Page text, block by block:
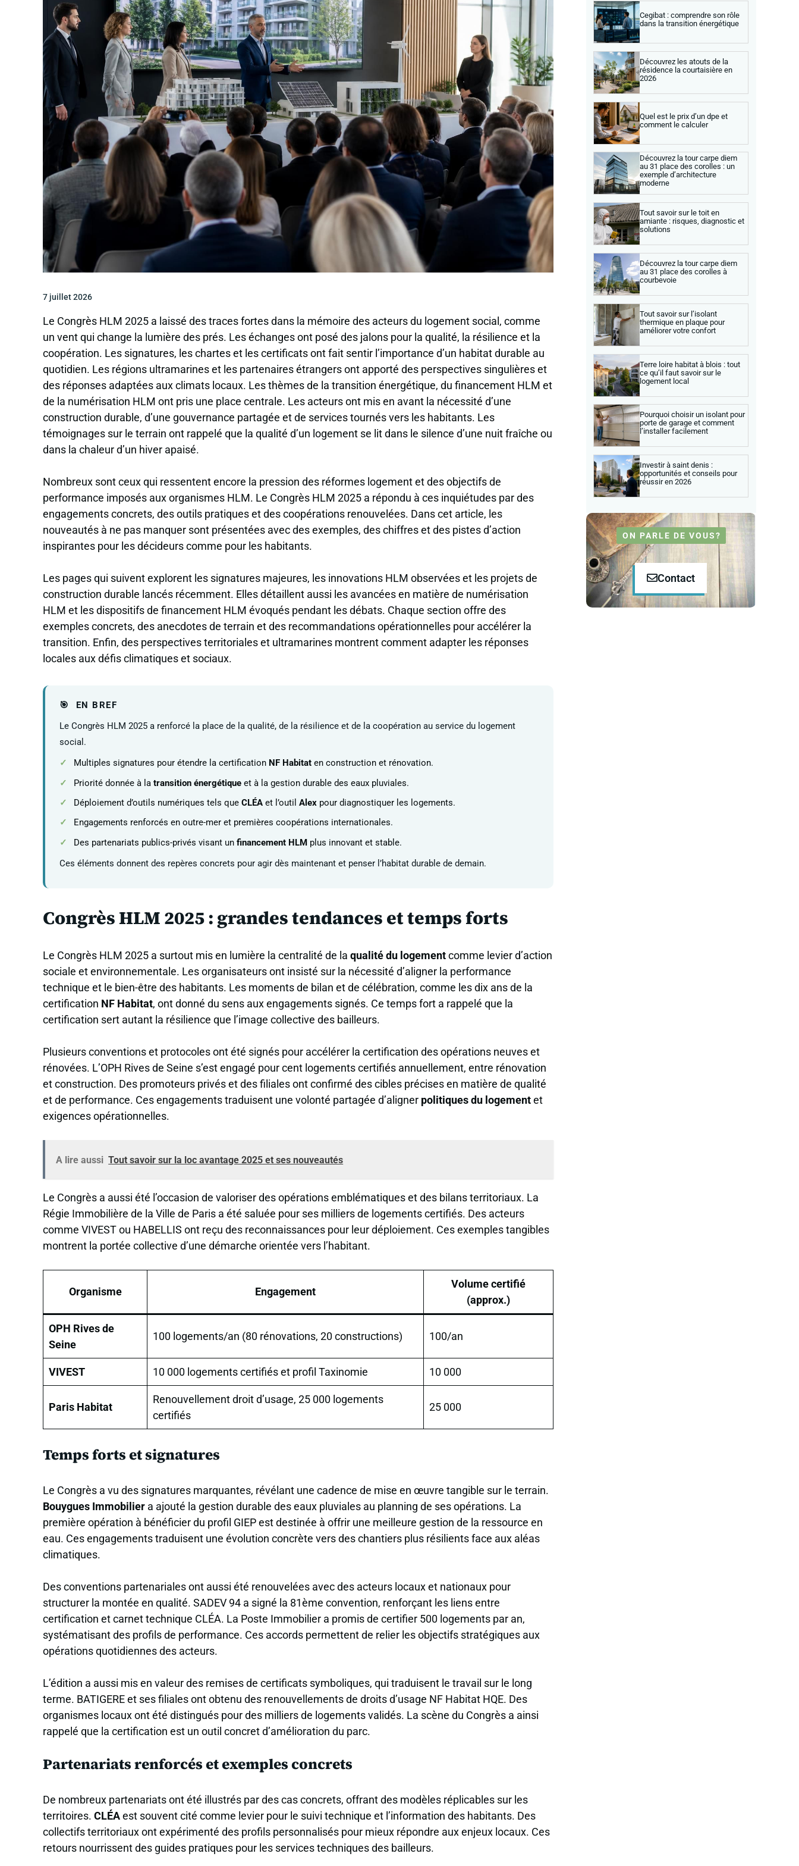
7 juillet 2026
Le Congrès HLM 2025 a laissé des traces fortes dans la mémoire des acteurs du logement social, comme
un vent qui change la lumière des prés. Les échanges ont posé des jalons pour la qualité, la résilience et la
coopération. Les signatures, les chartes et les certificats ont fait sentir l’importance d’un habitat durable au
quotidien. Les régions ultramarines et les partenaires étrangers ont apporté des perspectives singulières et
des réponses adaptées aux climats locaux. Les thèmes de la transition énergétique, du financement HLM et
de la numérisation HLM ont pris une place centrale. Les acteurs ont mis en avant la nécessité d’une
construction durable, d’une gouvernance partagée et de services tournés vers les habitants. Les
témoignages sur le terrain ont rappelé que la qualité d’un logement se lit dans le silence d’une nuit fraîche ou
dans la chaleur d’un hiver apaisé.
Nombreux sont ceux qui ressentent encore la pression des réformes logement et des objectifs de
performance imposés aux organismes HLM. Le Congrès HLM 2025 a répondu à ces inquiétudes par des
engagements concrets, des outils pratiques et des coopérations renouvelées. Dans cet article, les
nouveautés à ne pas manquer sont présentées avec des exemples, des chiffres et des pistes d’action
inspirantes pour les décideurs comme pour les habitants.
Les pages qui suivent explorent les signatures majeures, les innovations HLM observées et les projets de
construction durable lancés récemment. Elles détaillent aussi les avancées en matière de numérisation
HLM et les dispositifs de financement HLM évoqués pendant les débats. Chaque section offre des
exemples concrets, des anecdotes de terrain et des recommandations opérationnelles pour accélérer la
transition. Enfin, des perspectives territoriales et ultramarines montrent comment adapter les réponses
locales aux défis climatiques et sociaux.
EN BREF
Le Congrès HLM 2025 a renforcé la place de la qualité, de la résilience et de la coopération au service du logement
social.
Multiples signatures pour étendre la certification NF Habitat en construction et rénovation.
Priorité donnée à la transition énergétique et à la gestion durable des eaux pluviales.
Déploiement d’outils numériques tels que CLÉA et l’outil Alex pour diagnostiquer les logements.
Engagements renforcés en outre-mer et premières coopérations internationales.
Des partenariats publics-privés visant un financement HLM plus innovant et stable.
Ces éléments donnent des repères concrets pour agir dès maintenant et penser l’habitat durable de demain.
Congrès HLM 2025 : grandes tendances et temps forts
Le Congrès HLM 2025 a surtout mis en lumière la centralité de la qualité du logementcomme levier d’action
sociale et environnementale. Les organisateurs ont insisté sur la nécessité d’aligner la performance
technique et le bien-être des habitants. Les moments de bilan et de célébration, comme les dix ans de la
certification NF Habitat, ont donné du sens aux engagements signés. Ce temps fort a rappelé que la
certification sert autant la résilience que l’image collective des bailleurs.
Plusieurs conventions et protocoles ont été signés pour accélérer la certification des opérations neuves et
rénovées. L’OPH Rives de Seine s’est engagé pour cent logements certifiés annuellement, entre rénovation
et construction. Des promoteurs privés et des filiales ont confirmé des cibles précises en matière de qualité
et de performance. Ces engagements traduisent une volonté partagée d’aligner politiques du logementet
exigences opérationnelles.
A lire aussi Tout savoir sur la loc avantage 2025 et ses nouveautés
Le Congrès a aussi été l’occasion de valoriser des opérations emblématiques et des bilans territoriaux. La
Régie Immobilière de la Ville de Paris a été saluée pour ses milliers de logements certifiés. Des acteurs
comme VIVEST ou HABELLIS ont reçu des reconnaissances pour leur déploiement. Ces exemples tangibles
montrent la portée collective d’une démarche orientée vers l’habitant.
Organisme Engagement
Volume certifié
(approx.)
OPH Rives de
Seine
100 logements/an (80 rénovations, 20 constructions) 100/an
VIVEST 10 000 logements certifiés et profil Taxinomie 10 000
Paris Habitat
Renouvellement droit d’usage, 25 000 logements
certifiés
25 000
Temps forts et signatures
Le Congrès a vu des signatures marquantes, révélant une cadence de mise en œuvre tangible sur le terrain.
Bouygues Immobilier a ajouté la gestion durable des eaux pluviales au planning de ses opérations. La
première opération à bénéficier du profil GIEP est destinée à offrir une meilleure gestion de la ressource en
eau. Ces engagements traduisent une évolution concrète vers des chantiers plus résilients face aux aléas
climatiques.
Des conventions partenariales ont aussi été renouvelées avec des acteurs locaux et nationaux pour
structurer la montée en qualité. SADEV 94 a signé la 81ème convention, renforçant les liens entre
certification et carnet technique CLÉA. La Poste Immobilier a promis de certifier 500 logements par an,
systématisant des profils de performance. Ces accords permettent de relier les objectifs stratégiques aux
opérations quotidiennes des acteurs.
L’édition a aussi mis en valeur des remises de certificats symboliques, qui traduisent le travail sur le long
terme. BATIGERE et ses filiales ont obtenu des renouvellements de droits d’usage NF Habitat HQE. Des
organismes locaux ont été distingués pour des milliers de logements validés. La scène du Congrès a ainsi
rappelé que la certification est un outil concret d’amélioration du parc.
Partenariats renforcés et exemples concrets
De nombreux partenariats ont été illustrés par des cas concrets, offrant des modèles réplicables sur les
territoires. CLÉAest souvent cité comme levier pour le suivi technique et l’information des habitants. Des
collectifs territoriaux ont expérimenté des profils personnalisés pour mieux répondre aux enjeux locaux. Ces
retours nourrissent des guides pratiques pour les services techniques des bailleurs.
Cegibat : comprendre son rôle
dans la transition énergétique
Découvrez les atouts de la
résidence la courtaisière en
2026
Quel est le prix d’un dpe et
comment le calculer
Découvrez la tour carpe diem
au 31 place des corolles : un
exemple d’architecture
moderne
Tout savoir sur le toit en
amiante : risques, diagnostic et
solutions
Découvrez la tour carpe diem
au 31 place des corolles à
courbevoie
Tout savoir sur l’isolant
thermique en plaque pour
améliorer votre confort
Terre loire habitat à blois : tout
ce qu’il faut savoir sur le
logement local
Pourquoi choisir un isolant pour
porte de garage et comment
l’installer facilement
Investir à saint denis :
opportunités et conseils pour
réussir en 2026
ON PARLE DE VOUS?
Contact